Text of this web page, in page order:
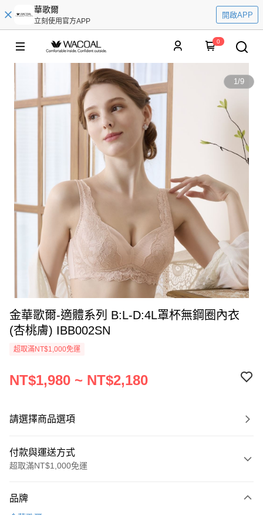
華歌爾
立刻使用官方APP
開啟APP
0
1/9
金華歌爾-適體系列 B:L-D:4L罩杯無鋼圈內衣
(杏桃膚) IBB002SN
超取滿NT$1,000免運
NT$1,980 ~ NT$2,180
請選擇商品選項
付款與運送方式
超取滿NT$1,000免運
信用卡一次付款
品牌